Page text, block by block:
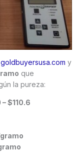
goldbuyersusa.com y
que
la pureza:
– $110.6